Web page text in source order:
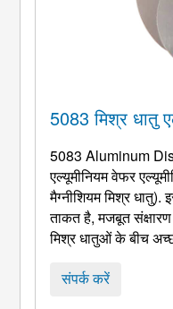
5083 मिश्र धातु
5083Aluminum
एल्यूमीनियम वेफर
मैग्नीशियम मिश्र
ताकत है, मजबूत संक्षारण
मिश्र धातुओं के बीच
एल्यूमिनियम सर्किल विशिष्टता: तापमान
संपर्क करें